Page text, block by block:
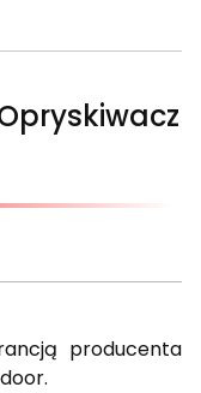
producenta